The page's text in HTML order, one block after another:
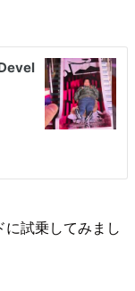
試乗してみまし